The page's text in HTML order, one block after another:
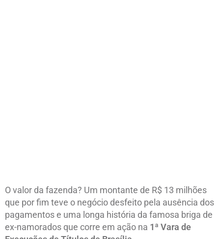
O valor da fazenda? Um montante de R$ 13 milhões
que por fim teve o negócio desfeito pela ausência dos
pagamentos e uma longa história da famosa briga de
ex-namorados que corre em ação na 1ª Vara de